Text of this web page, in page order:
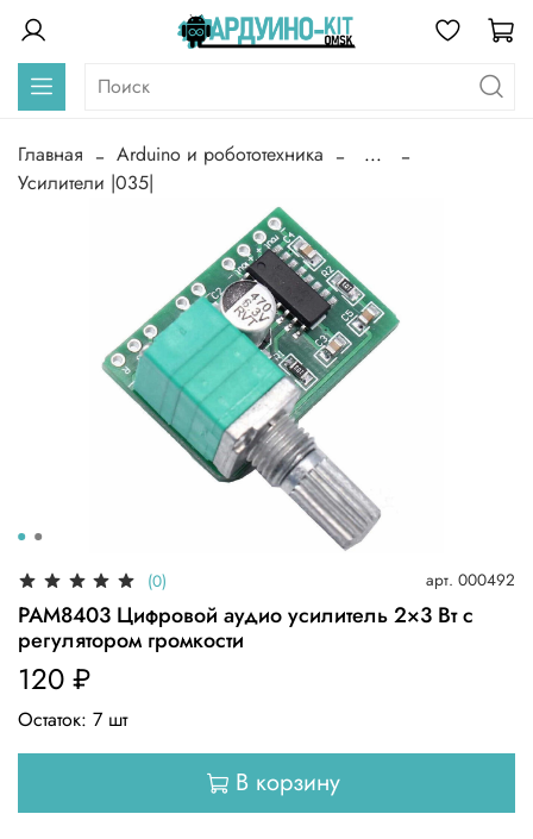
Главная Arduino и робототехника
...
Усилители |035|
(0) арт. 000492
PAM8403 Цифровой аудио усилитель 2×3 Вт с
регулятором громкости
120 ₽
Остаток: 7 шт
В корзину